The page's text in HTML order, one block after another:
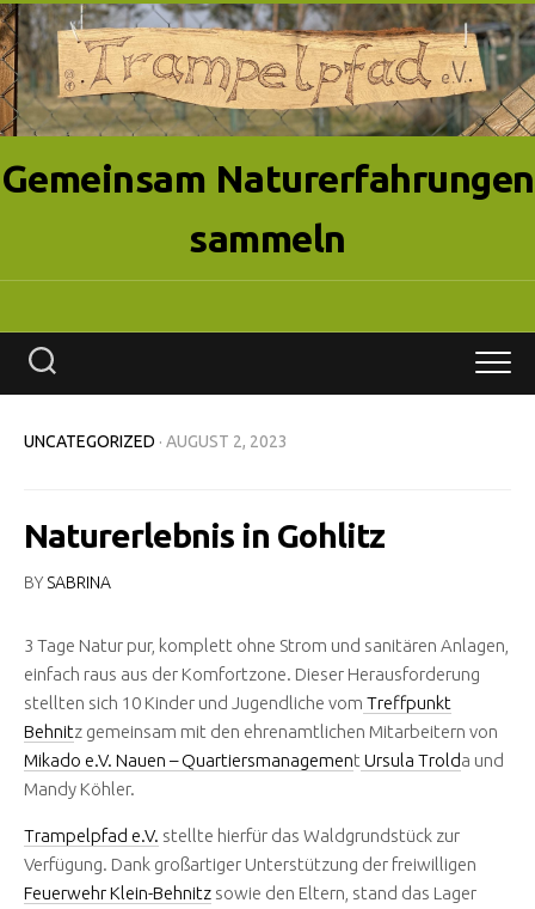
Skip
to
content
Gemeinsam Naturerfahrungen
sammeln
UNCATEGORIZED · AUGUST 2, 2023
Naturerlebnis in Gohlitz
BY SABRINA
3 Tage Natur pur, komplett ohne Strom und sanitären Anlagen,
einfach raus aus der Komfortzone. Dieser Herausforderung
stellten sich 10 Kinder und Jugendliche vom Treffpunkt
Behnitz gemeinsam mit den ehrenamtlichen Mitarbeitern von
Mikado e.V. Nauen – Quartiersmanagement Ursula Trolda und
Mandy Köhler.
Trampelpfad e.V. stellte hierfür das Waldgrundstück zur
Verfügung. Dank großartiger Unterstützung der freiwilligen
Feuerwehr Klein-Behnitz sowie den Eltern, stand das Lager